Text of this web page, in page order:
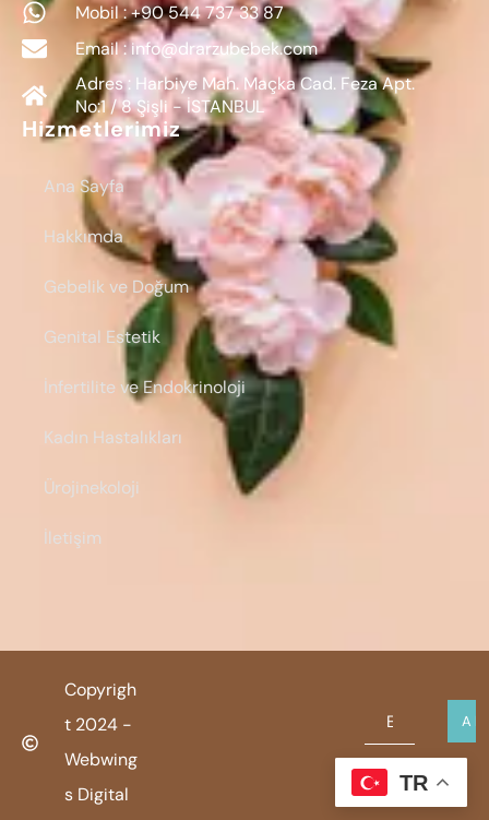
Mobil : +90 544 737 33 87
Email : info@drarzubebek.com
Adres : Harbiye Mah. Maçka Cad. Feza Apt.
No:1 / 8 Şişli - İSTANBUL
Hizmetlerimiz
Ana Sayfa
Hakkımda
Gebelik ve Doğum
Genital Estetik
İnfertilite ve Endokrinoloji
Kadın Hastalıkları
Ürojinekoloji
İletişim
Copyrigh
t 2024 -
Webwing
s Digital
TR